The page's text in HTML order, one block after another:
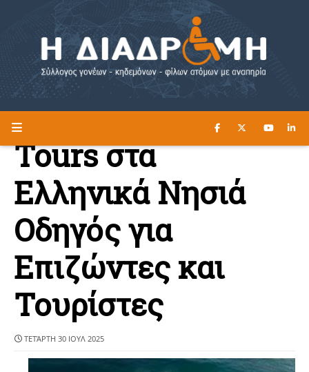
Η ΔΙΑΔΡΟΜΗ ΔΙΑΒΑΣΤΕ ΕΔΩ ►
Tours στα
Ελληνικά Νησιά
Οδηγός για
Επιζώντες και
Τουρίστες
ΤΕΤΆΡΤΗ 30 ΙΟΥΛ 2025